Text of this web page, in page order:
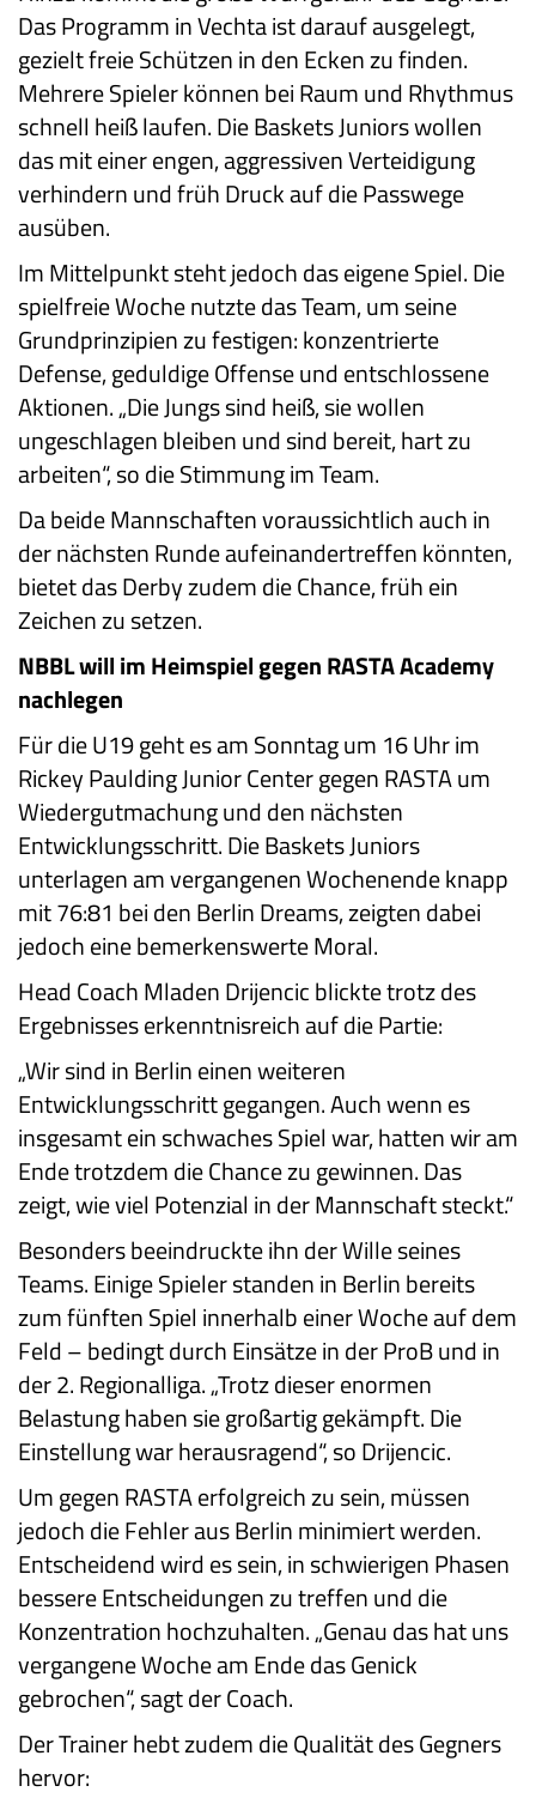
Das Programm in Vechta ist darauf ausgelegt,
gezielt freie Schützen in den Ecken zu finden.
Mehrere Spieler können bei Raum und Rhythmus
schnell heiß laufen. Die Baskets Juniors wollen
das mit einer engen, aggressiven Verteidigung
verhindern und früh Druck auf die Passwege
ausüben.
Im Mittelpunkt steht jedoch das eigene Spiel. Die
spielfreie Woche nutzte das Team, um seine
Grundprinzipien zu festigen: konzentrierte
Defense, geduldige Offense und entschlossene
Aktionen. „Die Jungs sind heiß, sie wollen
ungeschlagen bleiben und sind bereit, hart zu
arbeiten“, so die Stimmung im Team.
Da beide Mannschaften voraussichtlich auch in
der nächsten Runde aufeinandertreffen könnten,
bietet das Derby zudem die Chance, früh ein
Zeichen zu setzen.
NBBL will im Heimspiel gegen RASTA Academy
nachlegen
Für die U19 geht es am Sonntag um 16 Uhr im
Rickey Paulding Junior Center gegen RASTA um
Wiedergutmachung und den nächsten
Entwicklungsschritt. Die Baskets Juniors
unterlagen am vergangenen Wochenende knapp
mit 76:81 bei den Berlin Dreams, zeigten dabei
jedoch eine bemerkenswerte Moral.
Head Coach Mladen Drijencic blickte trotz des
Ergebnisses erkenntnisreich auf die Partie:
„Wir sind in Berlin einen weiteren
Entwicklungsschritt gegangen. Auch wenn es
insgesamt ein schwaches Spiel war, hatten wir am
Ende trotzdem die Chance zu gewinnen. Das
zeigt, wie viel Potenzial in der Mannschaft steckt.“
Besonders beeindruckte ihn der Wille seines
Teams. Einige Spieler standen in Berlin bereits
zum fünften Spiel innerhalb einer Woche auf dem
Feld – bedingt durch Einsätze in der ProB und in
der 2. Regionalliga. „Trotz dieser enormen
Belastung haben sie großartig gekämpft. Die
Einstellung war herausragend“, so Drijencic.
Um gegen RASTA erfolgreich zu sein, müssen
jedoch die Fehler aus Berlin minimiert werden.
Entscheidend wird es sein, in schwierigen Phasen
bessere Entscheidungen zu treffen und die
Konzentration hochzuhalten. „Genau das hat uns
vergangene Woche am Ende das Genick
gebrochen“, sagt der Coach.
Der Trainer hebt zudem die Qualität des Gegners
hervor: